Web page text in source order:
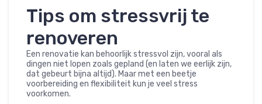
Tips om stressvrij te
renoveren
Een renovatie kan behoorlijk stressvol zijn, vooral als
dingen niet lopen zoals gepland (en laten we eerlijk zijn,
dat gebeurt bijna altijd). Maar met een beetje
voorbereiding en flexibiliteit kun je veel stress
voorkomen.